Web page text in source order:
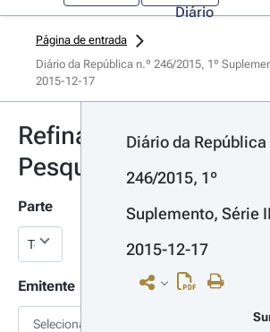
Diário
Página de entrada
Diário da República n.º 246/2015, 1º
2015-12-17
Refinar
Pesquisa
Parte
Emitente
Selecionar
Diário da República
246/2015, 1º
Suplemento, Série
2015-12-17